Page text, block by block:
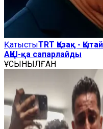
ҚатыстыTRT Қазақ -
АҚШ-қа сапарлайды
ҰСЫНЫЛҒАН